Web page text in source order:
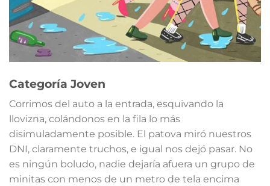
Categoría Joven
Corrimos del auto a la entrada, esquivando la
llovizna, colándonos en la fila lo más
disimuladamente posible. El patova miró nuestros
DNI, claramente truchos, e igual nos dejó pasar. No
es ningún boludo, nadie dejaría afuera un grupo de
minitas con menos de un metro de tela encima